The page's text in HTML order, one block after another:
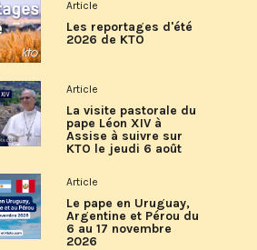
Article
Les reportages d'été
2026 de KTO
Article
La visite pastorale du
pape Léon XIV à
Assise à suivre sur
KTO le jeudi 6 août
Article
Le pape en Uruguay,
Argentine et Pérou du
6 au 17 novembre
2026